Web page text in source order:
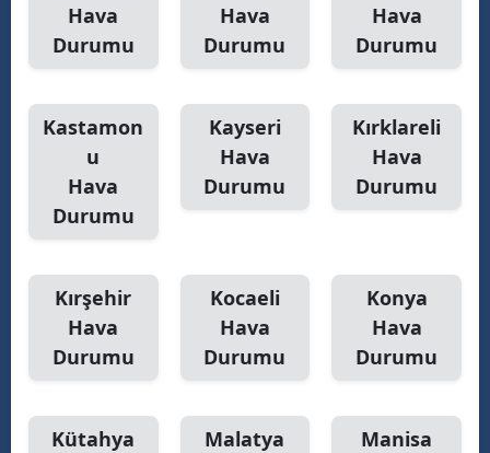
Hava
Durumu
Hava
Durumu
Hava
Durumu
Kastamon
u
Hava
Durumu
Kayseri
Hava
Durumu
Kırklareli
Hava
Durumu
Kırşehir
Hava
Durumu
Kocaeli
Hava
Durumu
Konya
Hava
Durumu
Kütahya
Malatya
Manisa